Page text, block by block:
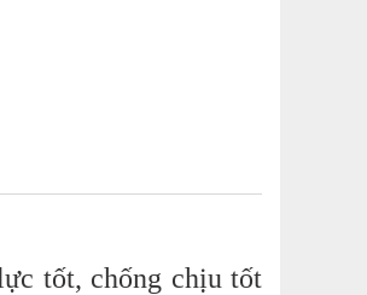
tốt, chống chịu tốt